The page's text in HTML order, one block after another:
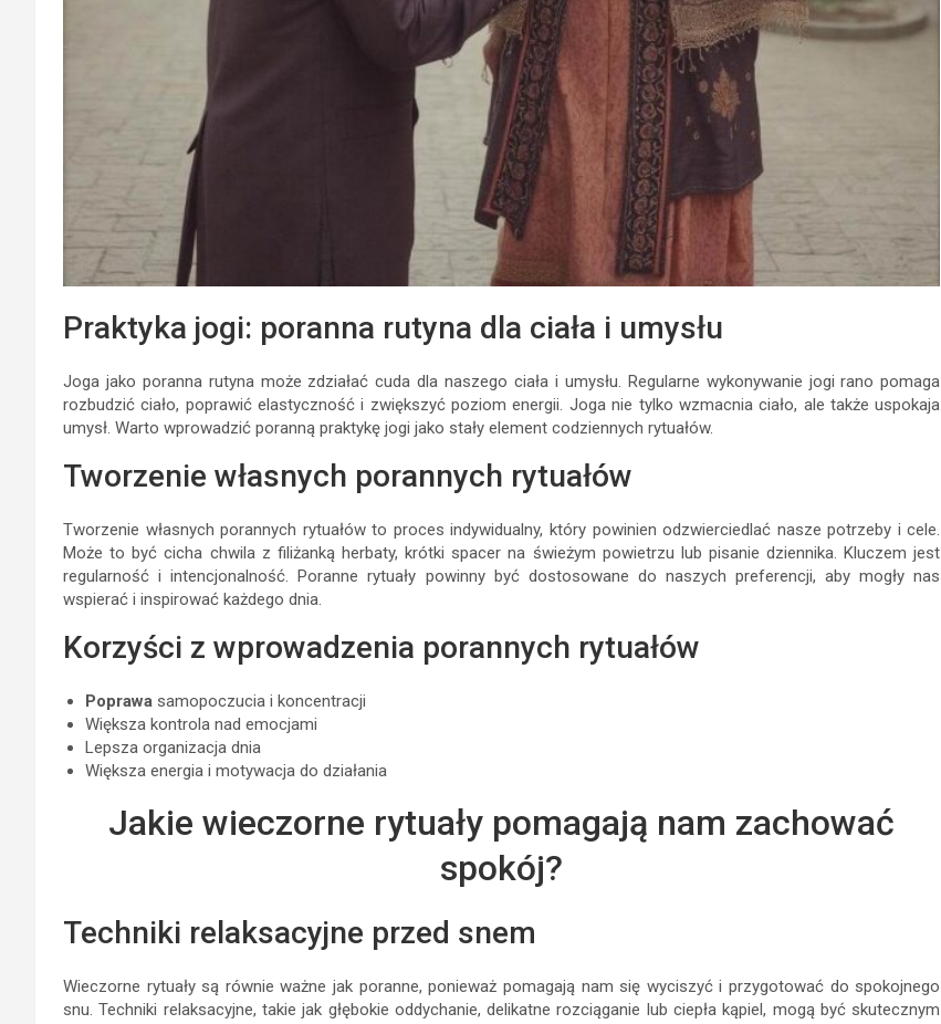
Praktyka jogi: poranna rutyna dla ciała i umysłu
Joga jako poranna rutyna może zdziałać cuda dla naszego ciała i umysłu. Regularne wykonywanie jogi rano pomaga
rozbudzić ciało, poprawić elastyczność i zwiększyć poziom energii. Joga nie tylko wzmacnia ciało, ale także uspokaja
umysł. Warto wprowadzić poranną praktykę jogi jako stały element codziennych rytuałów.
Tworzenie własnych porannych rytuałów
Tworzenie własnych porannych rytuałów to proces indywidualny, który powinien odzwierciedlać nasze potrzeby i cele.
Może to być cicha chwila z filiżanką herbaty, krótki spacer na świeżym powietrzu lub pisanie dziennika. Kluczem jest
regularność i intencjonalność. Poranne rytuały powinny być dostosowane do naszych preferencji, aby mogły nas
wspierać i inspirować każdego dnia.
Korzyści z wprowadzenia porannych rytuałów
Poprawa samopoczucia i koncentracji
Większa kontrola nad emocjami
Lepsza organizacja dnia
Większa energia i motywacja do działania
Jakie wieczorne rytuały pomagają nam zachować
spokój?
Techniki relaksacyjne przed snem
Wieczorne rytuały są równie ważne jak poranne, ponieważ pomagają nam się wyciszyć i przygotować do spokojnego
snu. Techniki relaksacyjne, takie jak głębokie oddychanie, delikatne rozciąganie lub ciepła kąpiel, mogą być skutecznym